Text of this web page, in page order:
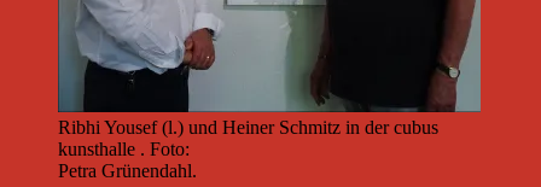
Ribhi Yousef (l.) und Heiner Schmitz in der cubus
kunsthalle . Foto:
Petra Grünendahl.